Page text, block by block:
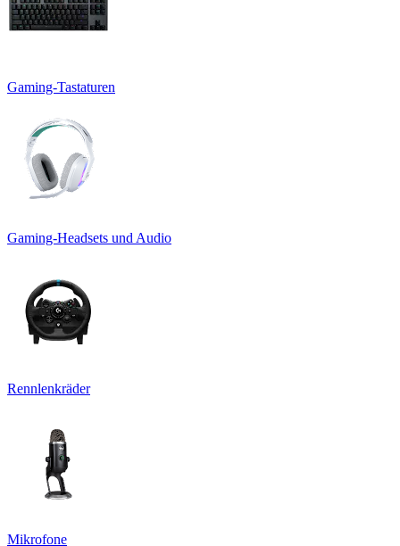
Gaming-Tastaturen
Gaming-Headsets und Audio
Rennlenkräder
Mikrofone